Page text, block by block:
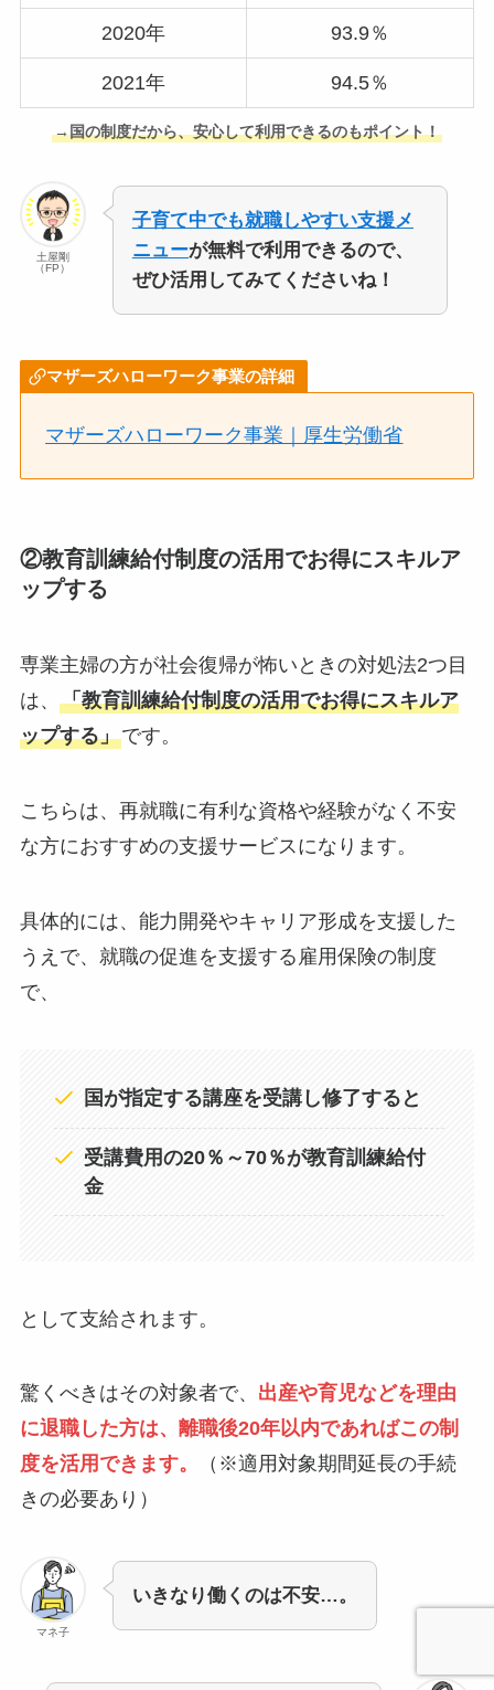
2020年 93.9％
2021年 94.5％
→国の制度だから、安心して利用できるのもポイント！
土屋剛
（FP）
子育て中でも就職しやすい支援メ
ニューが無料で利用できるので、
ぜひ活用してみてくださいね！
マザーズハローワーク事業の詳細
マザーズハローワーク事業｜厚生労働省
②教育訓練給付制度の活用でお得にスキルア
ップする
専業主婦の方が社会復帰が怖いときの対処法2つ目
は、 「教育訓練給付制度の活用でお得にスキルア
ップする」です。
こちらは、再就職に有利な資格や経験がなく不安
な方におすすめの支援サービスになります。
具体的には、能力開発やキャリア形成を支援した
うえで、就職の促進を支援する雇用保険の制度
で、
国が指定する講座を受講し修了すると
受講費用の20％～70％が教育訓練給付
金
として支給されます。
驚くべきはその対象者で、 出産や育児などを理由
に退職した方は、離職後20年以内であればこの制
度を活用できます。
（※適用対象期間延長の手続
きの必要あり）
マネ子
いきなり働くのは不安…。